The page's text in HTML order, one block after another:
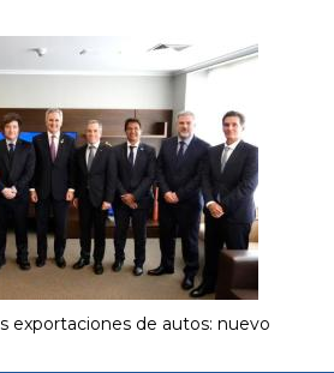
exportaciones de autos: nuevo